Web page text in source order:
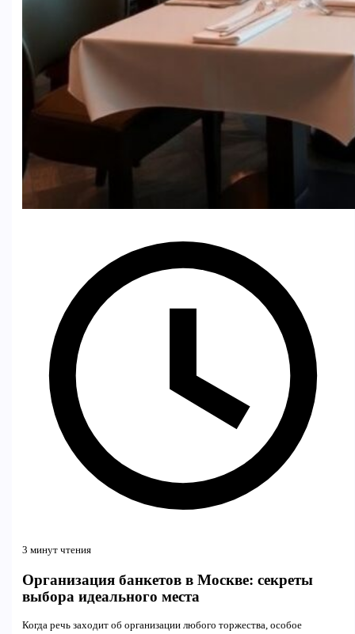
3 минут чтения
Организация банкетов в Москве: секреты
выбора идеального места
Когда речь заходит об организации любого торжества, особое